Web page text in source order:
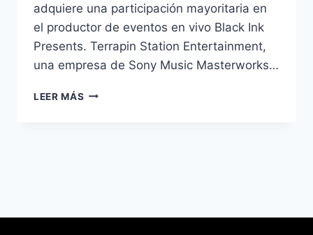
adquiere una participación mayoritaria en
el productor de eventos en vivo Black Ink
Presents. Terrapin Station Entertainment,
una empresa de Sony Music Masterworks…
LEER MÁS